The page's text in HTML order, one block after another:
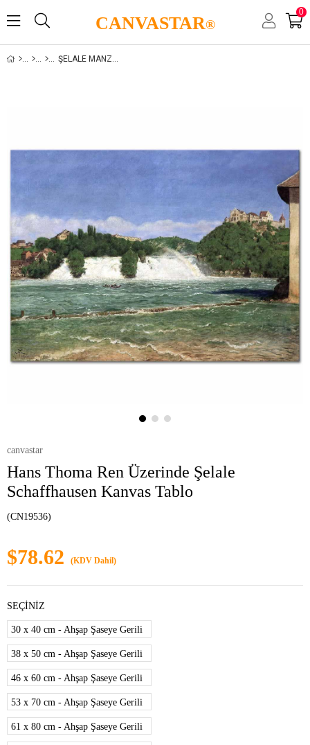
CANVASTAR®
0
ŞELALE MANZARALARI
canvastar
Hans Thoma Ren Üzerinde Şelale
Schaffhausen Kanvas Tablo
(CN19536)
$78.62 (KDV Dahil)
SEÇİNİZ
30 x 40 cm - Ahşap Şaseye Gerili
38 x 50 cm - Ahşap Şaseye Gerili
46 x 60 cm - Ahşap Şaseye Gerili
53 x 70 cm - Ahşap Şaseye Gerili
61 x 80 cm - Ahşap Şaseye Gerili